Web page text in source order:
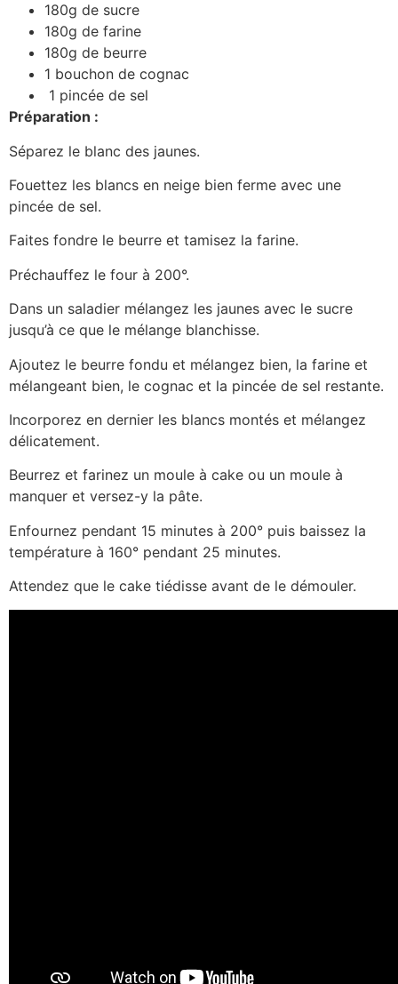
180g de sucre
180g de farine
180g de beurre
1 bouchon de cognac
1 pincée de sel
Préparation :
Séparez le blanc des jaunes.
Fouettez les blancs en neige bien ferme avec une
pincée de sel.
Faites fondre le beurre et tamisez la farine.
Préchauffez le four à 200°.
Dans un saladier mélangez les jaunes avec le sucre
jusqu’à ce que le mélange blanchisse.
Ajoutez le beurre fondu et mélangez bien, la farine et
mélangeant bien, le cognac et la pincée de sel restante.
Incorporez en dernier les blancs montés et mélangez
délicatement.
Beurrez et farinez un moule à cake ou un moule à
manquer et versez-y la pâte.
Enfournez pendant 15 minutes à 200° puis baissez la
température à 160° pendant 25 minutes.
Attendez que le cake tiédisse avant de le démouler.